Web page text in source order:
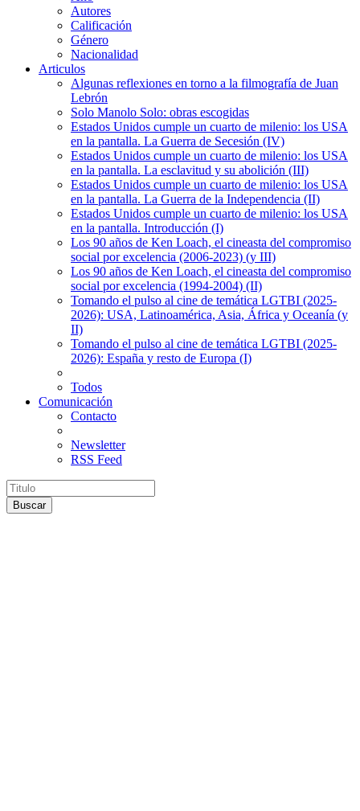
Autores
Calificación
Género
Nacionalidad
Articulos
Algunas reflexiones en torno a la filmografía de Juan
Lebrón
Solo Manolo Solo: obras escogidas
Estados Unidos cumple un cuarto de milenio: los USA
en la pantalla. La Guerra de Secesión (IV)
Estados Unidos cumple un cuarto de milenio: los USA
en la pantalla. La esclavitud y su abolición (III)
Estados Unidos cumple un cuarto de milenio: los USA
en la pantalla. La Guerra de la Independencia (II)
Estados Unidos cumple un cuarto de milenio: los USA
en la pantalla. Introducción (I)
Los 90 años de Ken Loach, el cineasta del compromiso
social por excelencia (2006-2023) (y III)
Los 90 años de Ken Loach, el cineasta del compromiso
social por excelencia (1994-2004) (II)
Tomando el pulso al cine de temática LGTBI (2025-
2026): USA, Latinoamérica, Asia, África y Oceanía (y
II)
Tomando el pulso al cine de temática LGTBI (2025-
2026): España y resto de Europa (I)
Todos
Comunicación
Contacto
Newsletter
RSS Feed
Buscar